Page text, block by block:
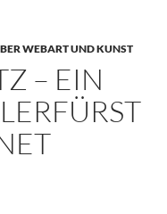
WEBART UND KUNST
– EIN